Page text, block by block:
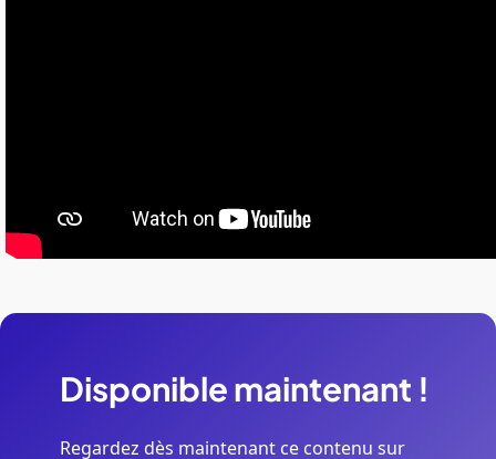
Disponiblemaintenant !
Regardez dès maintenant ce contenu sur